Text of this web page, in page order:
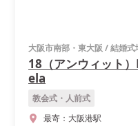
大阪市南部・東大阪 /結婚式
18（アンウィット
ela
教会式・人前式
最寄： 大阪港駅